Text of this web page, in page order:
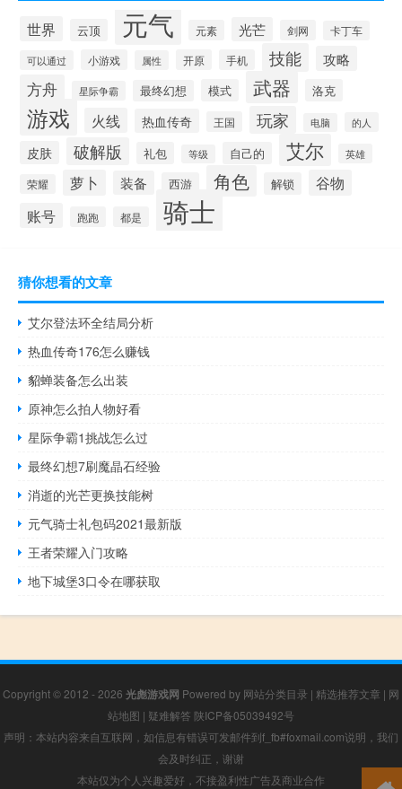
世界 云顶 元气 元素 光芒 剑网 卡丁车
可以通过 小游戏 属性 开原 手机 技能 攻略
方舟 星际争霸 最终幻想 模式 武器 洛克
游戏 火线 热血传奇 王国 玩家 电脑 的人
皮肤 破解版 礼包 等级 自己的 艾尔 英雄
荣耀 萝卜 装备 西游 角色 解锁 谷物
账号 跑跑 都是 骑士
猜你想看的文章
艾尔登法环全结局分析
热血传奇176怎么赚钱
貂蝉装备怎么出装
原神怎么拍人物好看
星际争霸1挑战怎么过
最终幻想7刷魔晶石经验
消逝的光芒更换技能树
元气骑士礼包码2021最新版
王者荣耀入门攻略
地下城堡3口令在哪获取
Copyright © 2012 - 2026 光彪游戏网 Powered by 网站分类目录 | 精选推荐文章 | 网
站地图 | 疑难解答 陕ICP备05039492号
声明：本站内容来自互联网，如信息有错误可发邮件到f_fb#foxmail.com说明，我们
会及时纠正，谢谢
本站仅为个人兴趣爱好，不接盈利性广告及商业合作